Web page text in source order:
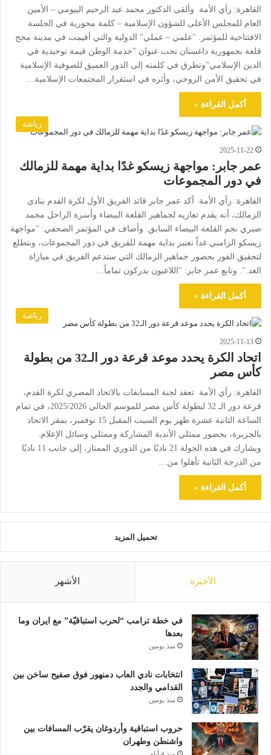
القاهرة: رأي الأمة وألقى الدكتور محمد عبد الرحيم البيومي – الأمين
العام للمجلس الأعلى للشؤون الإسلامية – كلمة محورية في الجلسة
الافتتاحية للمؤتمر. "علمي – عملي" الدولية والتي أقيمت في مدينة محج
قلعة بجمهورية داغستان تحت عنوان "خدمة الوطن قيمة توحيدية في
الدين الإسلامي"وتطرق في كلمته إلى الدور العميق للصوفية الإسلامية
في تحقيق الأمن الروحي، وأثره في استقرار المجتمعات الإسلامية…
أكمل القراءة »
رياضة
2025-11-22
عمر جابر: مواجهة زيسكو غدًا بداية مهمة للزمالك
في دور المجموعات
القاهرة: رأي الأمة أكد عمر جابر قائد الفريق الأول لكرة القدم بنادي
الزمالك، أنه يقدم تعازيه لجماهير القلعة البيضاء وأسرة الراحل محمد
صبري نجم القلعة البيضاء السابق. وأضاف في المؤتمر الصحفي: "مواجهة
زيسكو الزامبي غداً تعتبر بداية مهمة للفريق في دور المجموعات، ونتطلع
لتحقيق الفوز بحضور جماهير الزمالك التي ستدعم الفريق في مباراة
الغد.". وتابع عمر جابر: "اللاعبون يدركون تماماً…
أكمل القراءة »
رياضة
2025-11-13
اتحاد الكرة يحدد موعد قرعة دور الـ32 من بطولة
كأس مصر
القاهرة: رأي الأمة تعقد لجنة المسابقات بالاتحاد المصري لكرة القدم،
قرعة دور الـ 32 لبطولة كأس مصر للموسم الحالي 2025/2026، في تمام
الساعة الثانية عشرة ظهر يوم السبت المقبل 15 نوفمبر، بمقر الاتحاد
بالجزيرة، بحضور ممثلي الأندية المشاركة وممثلي وسائل الإعلام.
ويشارك في هذه الجولة 21 ناديًا من الدوري الممتاز، إلى جانب 11 ناديًا
من الدرجة الثانية تأهلوا من…
أكمل القراءة »
تحميل المزيد
الأخيرة الأشهر
في خطة ترامب “لحرب استباقيّة” مع ايران وما
بعدها
منذ يومين
انتخابات نادي العاب دمنهور فوق صفيح ساخن بين
القدامي والجدد
منذ يومين
حروب استباقية وأردوغان يقرّب المسافات بين
واشنطن وطهران